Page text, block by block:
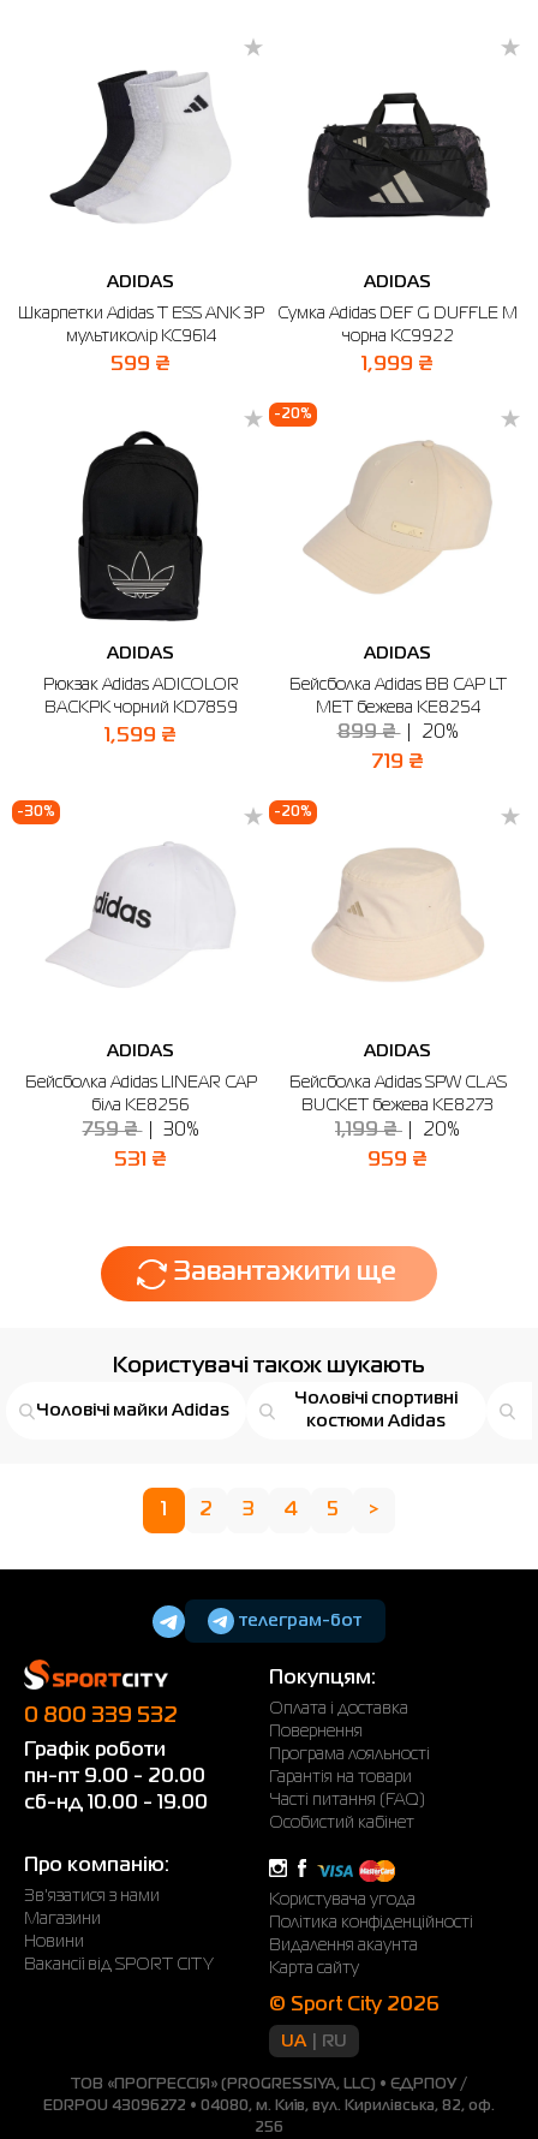
ADIDAS
Шкарпетки Adidas T ESS ANK 3P
мультиколір KC9614
599 ₴
ADIDAS
Сумка Adidas DEF G DUFFLE M
чорна KC9922
1,999 ₴
ADIDAS
Рюкзак Adidas ADICOLOR
BACKPK чорний KD7859
1,599 ₴
-20%
ADIDAS
Бейсболка Adidas BB CAP LT
MET бежева KE8254
899 ₴ 20%
719 ₴
-30%
ADIDAS
Бейсболка Adidas LINEAR CAP
біла KE8256
759 ₴ 30%
531 ₴
-20%
ADIDAS
Бейсболка Adidas SPW CLAS
BUCKET бежева KE8273
1,199 ₴ 20%
959 ₴
Завантажити ще
Користувачі також шукають
Чоловічі майки Adidas
Чоловічі спортивні
костюми Adidas
2 3 4 5 >
телеграм-бот
0 800 339 532
Графік роботи
пн-пт 9.00 - 20.00
сб-нд 10.00 - 19.00
Покупцям:
Оплата і доставка
Повернення
Програма лояльності
Гарантія на товари
Часті питання (FAQ)
Особистий кабінет
Про компанію:
Зв'язатися з нами
Магазини
Новини
Вакансії від SPORT CITY
Користувача угода
Політика конфіденційності
Видалення акаунта
Карта сайту
© Sport City 2026
UA RU
ТОВ «ПРОГРЕССІЯ» (PROGRESSIYA, LLC) • ЄДРПОУ /
EDRPOU 43096272 • 04080, м. Київ, вул. Кирилівська, 82, оф.
256